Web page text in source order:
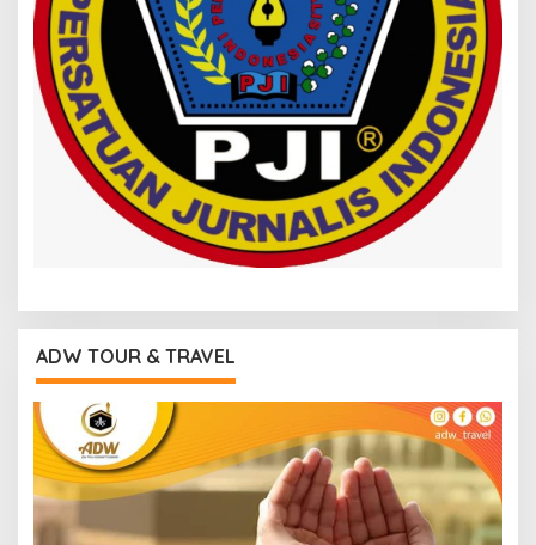
ADW TOUR & TRAVEL